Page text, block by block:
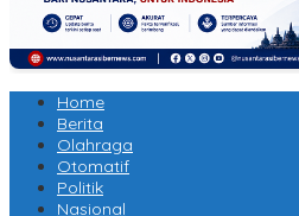
Home
Berita
Olahraga
Otomatif
Politik
Nasional